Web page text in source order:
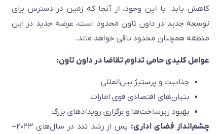
کاهش یابد. با این وجود، از آنجا که زمین در دسترس برای
توسعه جدید در داون تاون محدود است، عرضه جدید در این
منطقه همچنان محدود باقی خواهد ماند.
عوامل کلیدی حامی تداوم تقاضا در داون تاون:
جذابیت و پرستیژ بین‌المللی
بنیان‌های اقتصادی قوی امارات
بهبود زیرساخت‌ها و برگزاری رویدادهای بزرگ
چشم‌انداز فضای اداری:
پس از رشد تند در سال‌های ۲۰۲۳–